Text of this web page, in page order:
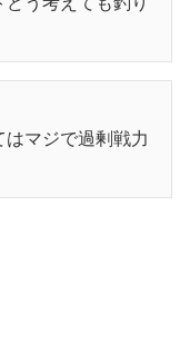
はマジで過剰戦力